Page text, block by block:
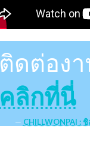
ติดต่องา
คลิกที่นี่
CHILLWONPAI :